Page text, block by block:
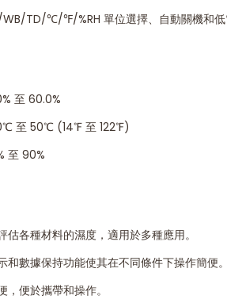
TD/℃/℉/%RH 單位選擇、自動關機和低
至 60.0%
至 50℃ (14℉ 至 122℉)
至 90%
估各種材料的濕度，適用於多種應用。
和數據保持功能使其在不同條件下操作簡便。
，便於攜帶和操作。